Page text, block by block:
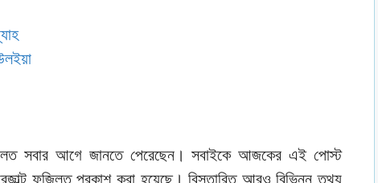
সবার আগে জানতে পেরেছেন। সবাইকে আজকের এই পোস্ট
ফজিলত প্রকাশ করা হয়েছে। বিস্তারিত আরও বিভিন্ন তথ্য